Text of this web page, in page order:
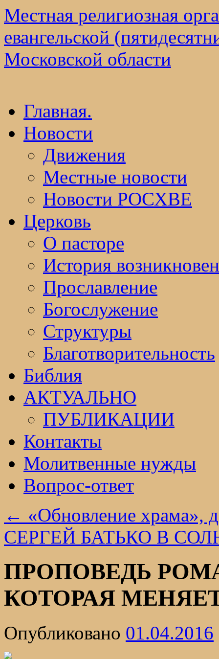
Местная религиозная
евангельской
Московской области
Перейти
содержимому
Главная.
Новости
Движения
Местные новости
Новости РОСХВЕ
Церковь
О пасторе
История
Прославление
Богослужение
Структуры
Благотворительность
Библия
АКТУАЛЬНО
ПУБЛИКАЦИИ
Контакты
Молитвенные нужды
Вопрос-ответ
← «Обновление храма»,
СЕРГЕЙ БАТЬКО В
ПРОПОВЕДЬ
КОТОРАЯ
Опубликовано 01.04.2016